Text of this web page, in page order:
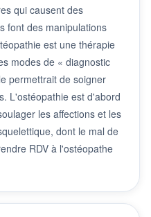
qui causent des
font des manipulations
est une thérapie
modes de « diagnostic
permettrait de soigner
L'ostéopathie est d'abord
les affections et les
dont le mal de
RDV à l'ostéopathe